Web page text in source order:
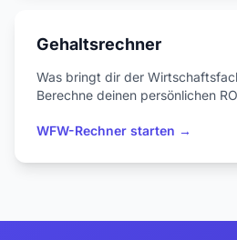
Gehaltsrechner
Was bringt dir der
Berechne deinen persönlichen
WFW-Rechner starten →